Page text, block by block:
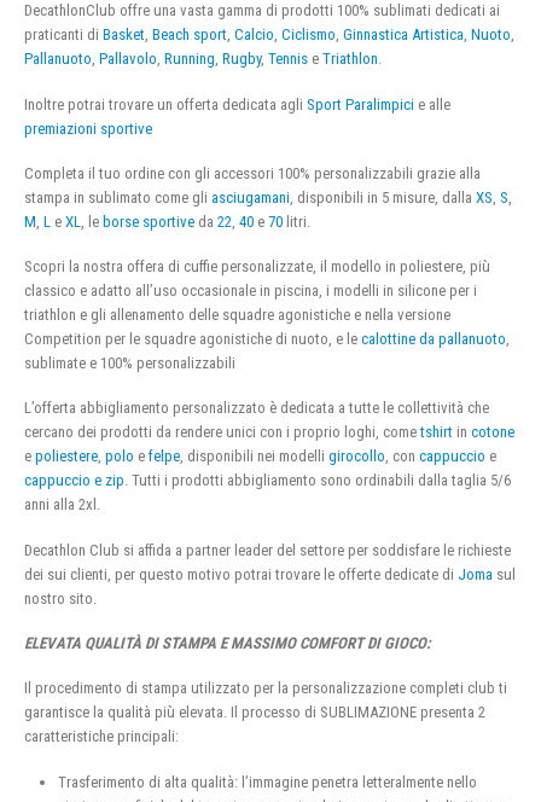
DecathlonClub offre una vasta gamma di prodotti 100% sublimati dedicati ai
praticanti di Basket, Beach sport, Calcio, Ciclismo, Ginnastica Artistica, Nuoto,
Pallanuoto, Pallavolo, Running, Rugby, Tennis e Triathlon.
Inoltre potrai trovare un offerta dedicata agli Sport Paralimpici e alle
premiazioni sportive
Completa il tuo ordine con gli accessori 100% personalizzabili grazie alla
stampa in sublimato come gli asciugamani , disponibili in 5 misure, dalla XS S
M L e XL , le borse sportive da 22 40 e 70 litri.
Scopri la nostra offera di cuffie personalizzate, il modello in poliestere, più
classico e adatto all’uso occasionale in piscina, i modelli in silicone per i
triathlon e gli allenamento delle squadre agonistiche e nella versione
Competition per le squadre agonistiche di nuoto, e le calottine da pallanuoto,
sublimate e 100% personalizzabili
L’offerta abbigliamento personalizzato è dedicata a tutte le collettività che
cercano dei prodotti da rendere unici con i proprio loghi, cometshirt in cotone
e poliestere, polo e felpe, disponibili nei modelli girocollo, con cappuccio e
cappuccio e zip. Tutti i prodotti abbigliamento sono ordinabili dalla taglia 5/6
anni alla 2xl.
Decathlon Club si affida a partner leader del settore per soddisfare le richieste
dei sui clienti, per questo motivo potrai trovare le offerte dedicate di Joma sul
nostro sito.
ELEVATA QUALITÀ DI STAMPA E MASSIMO COMFORT DI GIOCO:
Il procedimento di stampa utilizzato per la personalizzazione completi club ti
garantisce la qualità più elevata. Il processo di SUBLIMAZIONE presenta 2
caratteristiche principali:
Trasferimento di alta qualità: l’immagine penetra letteralmente nello